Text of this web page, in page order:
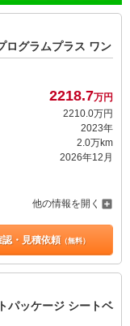
ログラムプラス ワン
2218.7万円
2210.0万円
2023年
2.0万km
2026年12月
他の情報を開く
認・見積依頼（無料）
パッケージ シートベ